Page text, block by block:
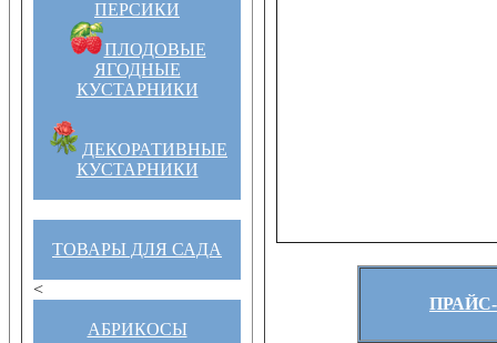
ПЕРСИКИ
ПЛОДОВЫЕ
ЯГОДНЫЕ
КУСТАРНИКИ
ДЕКОРАТИВНЫЕ
КУСТАРНИКИ
ТОВАРЫ ДЛЯ САДА
<
АБРИКОСЫ